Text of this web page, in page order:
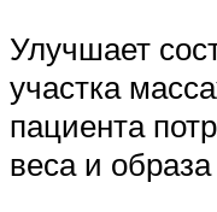
Улучшает
участка
пациента
веса и